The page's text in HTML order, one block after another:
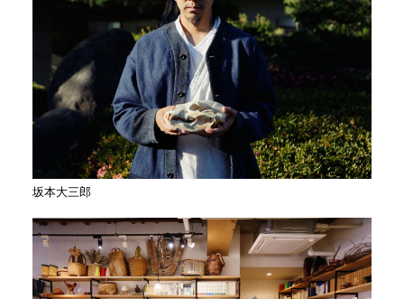
坂本大三郎